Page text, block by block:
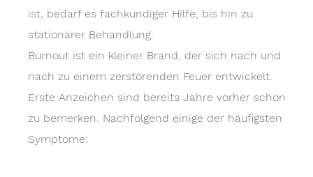
ist, bedarf es fachkundiger Hilfe, bis hin zu
stationärer Behandlung.
Burnout ist ein kleiner Brand, der sich nach und
nach zu einem zerstörenden Feuer entwickelt.
Erste Anzeichen sind bereits Jahre vorher schon
zu bemerken. Nachfolgend einige der häufigsten
Symptome: